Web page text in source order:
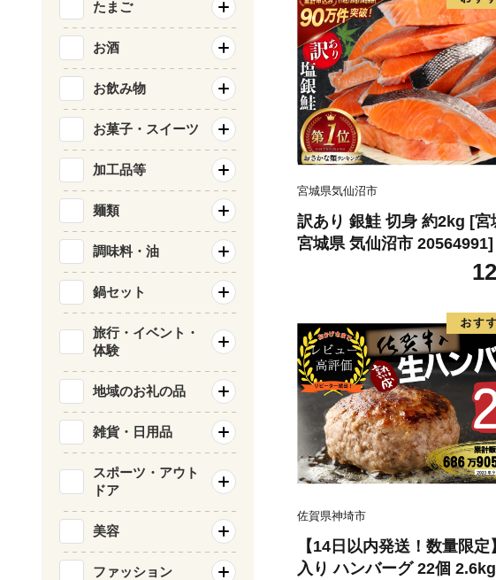
宮城県気仙沼市
訳あり 銀鮭 切身 約2kg [宮
宮城県 気仙沼市 20564991]
類 海鮮 訳アリ 規格外 不揃
サケ 鮭切身 シャケ 切り身
庭用 おかず 弁当 支援 サー
鮭切り身 魚 わけあり
佐賀県神埼市
【14日以内発送！数量限
入り ハンバーグ 22個
たまご
お酒
お飲み物
お菓子・スイーツ
加工品等
麺類
調味料・油
鍋セット
旅行・イベント・
体験
地域のお礼の品
雑貨・日用品
スポーツ・アウト
ドア
美容
ファッション